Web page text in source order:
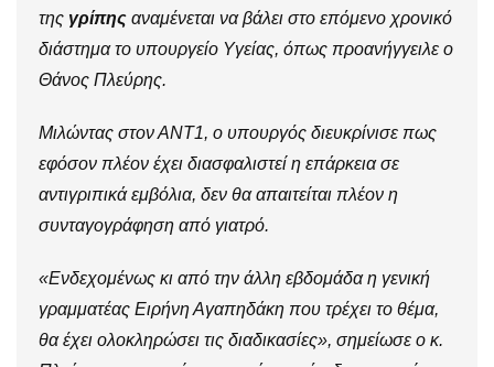
της γρίπης αναμένεται να βάλει στο επόμενο χρονικό
διάστημα το υπουργείο Υγείας, όπως προανήγγειλε ο
Θάνος Πλεύρης.
Μιλώντας στον ΑΝΤ1, ο υπουργός διευκρίνισε πως
εφόσον πλέον έχει διασφαλιστεί η επάρκεια σε
αντιγριπικά εμβόλια, δεν θα απαιτείται πλέον η
συνταγογράφηση από γιατρό.
«Ενδεχομένως κι από την άλλη εβδομάδα η γενική
γραμματέας Ειρήνη Αγαπηδάκη που τρέχει το θέμα,
θα έχει ολοκληρώσει τις διαδικασίες», σημείωσε ο κ.